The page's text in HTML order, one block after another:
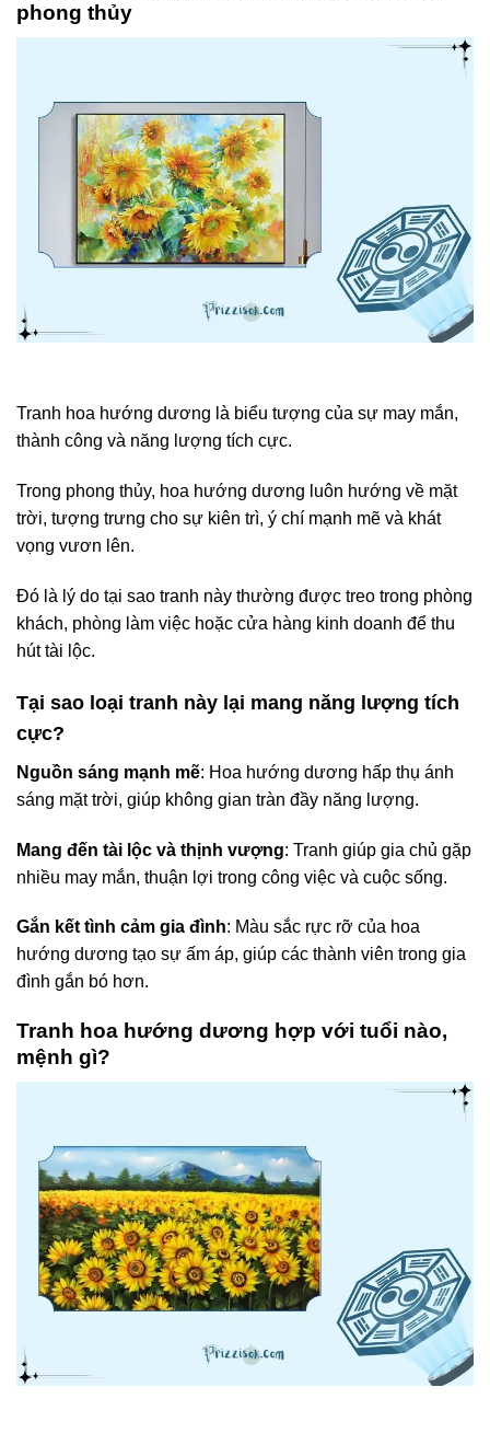
phong thủy
Tranh hoa hướng dương là biểu tượng của sự may mắn,
thành công và năng lượng tích cực.
Trong phong thủy, hoa hướng dương luôn hướng về mặt
trời, tượng trưng cho sự kiên trì, ý chí mạnh mẽ và khát
vọng vươn lên.
Đó là lý do tại sao tranh này thường được treo trong phòng
khách, phòng làm việc hoặc cửa hàng kinh doanh để thu
hút tài lộc.
Tại sao loại tranh này lại mang năng lượng tích
cực?
Nguồn sáng mạnh mẽ: Hoa hướng dương hấp thụ ánh
sáng mặt trời, giúp không gian tràn đầy năng lượng.
Mang đến tài lộc và thịnh vượng: Tranh giúp gia chủ gặp
nhiều may mắn, thuận lợi trong công việc và cuộc sống.
Gắn kết tình cảm gia đình: Màu sắc rực rỡ của hoa
hướng dương tạo sự ấm áp, giúp các thành viên trong gia
đình gắn bó hơn.
Tranh hoa hướng dương hợp với tuổi nào,
mệnh gì?